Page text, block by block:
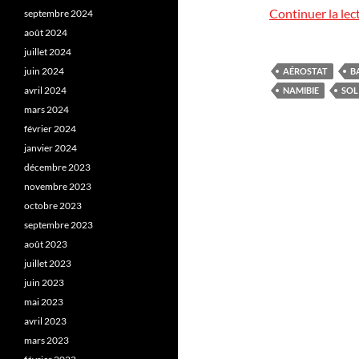
Continuer la
AÉROSTAT
NAMIBIE
septembre 2024
août 2024
juillet 2024
juin 2024
avril 2024
mars 2024
février 2024
janvier 2024
décembre 2023
novembre 2023
octobre 2023
septembre 2023
août 2023
juillet 2023
juin 2023
mai 2023
avril 2023
mars 2023